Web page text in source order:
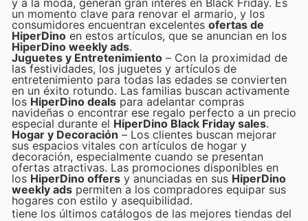
un momento clave para renovar el armario, y los
consumidores encuentran excelentes ofertas de
HiperDino en estos artículos, que se anuncian en los
HiperDino weekly ads.
Juguetes y Entretenimiento – Con la proximidad de
las festividades, los juguetes y artículos de
entretenimiento para todas las edades se convierten
en un éxito rotundo. Las familias buscan activamente
los HiperDino deals para adelantar compras
navideñas o encontrar ese regalo perfecto a un precio
especial durante el HiperDino Black Friday sales.
Hogar y Decoración – Los clientes buscan mejorar
sus espacios vitales con artículos de hogar y
decoración, especialmente cuando se presentan
ofertas atractivas. Las promociones disponibles en
los HiperDino offers y anunciadas en sus HiperDino
weekly ads permiten a los compradores equipar sus
hogares con estilo y asequibilidad.
tiene los últimos catálogos de las mejores tiendas del